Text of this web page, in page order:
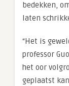
bedekken,
laten
“Het is
professor
het oor
geplaatst